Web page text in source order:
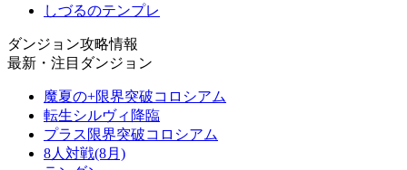
しづるのテンプレ
ダンジョン攻略情報
最新・注目ダンジョン
魔夏の+限界突破コロシアム
転生シルヴィ降臨
プラス限界突破コロシアム
8人対戦(8月)